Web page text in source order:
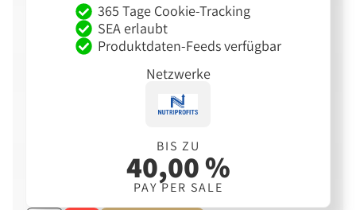
365 Tage Cookie-Tracking
SEA erlaubt
Produktdaten-Feeds verfügbar
Netzwerke
BIS ZU
40,00 %
PAY PER SALE